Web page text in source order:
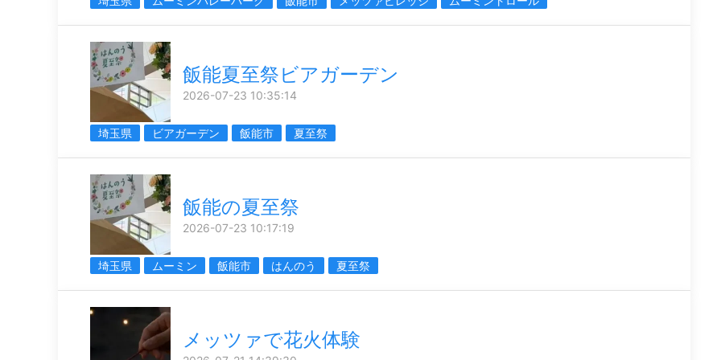
飯能夏至祭ビアガーデン
2026-07-23 10:35:14
埼玉県 ビアガーデン 飯能市 夏至祭
飯能の夏至祭
2026-07-23 10:17:19
埼玉県 ムーミン 飯能市 はんのう 夏至祭
メッツァで花火体験